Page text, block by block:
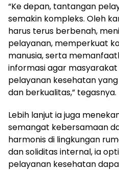
“Ke depan, tantangan
semakin kompleks. Oleh
harus terus berbenah,
pelayanan, memperkuat
manusia, serta
informasi agar
pelayanan kesehatan
dan berkualitas,” tegasnya.
Lebih lanjut ia juga
semangat kebersamaan
harmonis di lingkungan
dan soliditas internal, ia
pelayanan kesehatan